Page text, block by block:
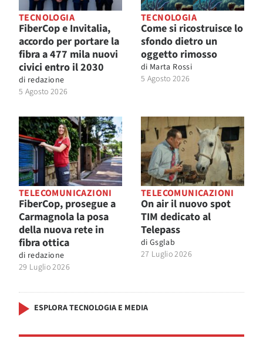
TECNOLOGIA
FiberCop e Invitalia,
accordo per portare la
fibra a 477 mila nuovi
civici entro il 2030
di redazione
5 Agosto 2026
TECNOLOGIA
Come si ricostruisce lo
sfondo dietro un
oggetto rimosso
di Marta Rossi
5 Agosto 2026
TELECOMUNICAZIONI
FiberCop, prosegue a
Carmagnola la posa
della nuova rete in
fibra ottica
di redazione
29 Luglio 2026
TELECOMUNICAZIONI
On air il nuovo spot
TIM dedicato al
Telepass
di Gsglab
27 Luglio 2026
ESPLORA TECNOLOGIA E MEDIA